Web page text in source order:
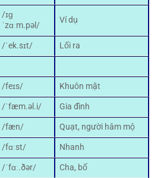
/ɪɡ
ˈzɑːm.pəl/
Ví dụ
/ˈek.sɪt/
Lối ra
/feɪs/
Khuôn mặt
/ˈfæm.əl.i/
Gia đình
/fæn/
Quạt, người hâm mộ
/fɑːst/
Nhanh
/ˈfɑː.ðər/
Cha, bố